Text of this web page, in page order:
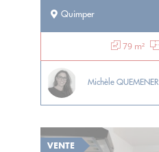
Quimper
79 m²
Michèle QUEMENER
VENTE